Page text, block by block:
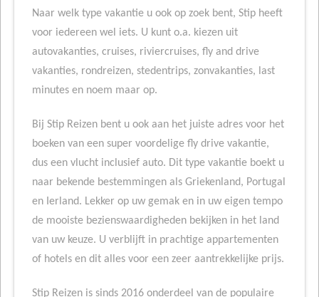
Naar welk type vakantie u ook op zoek bent, Stip heeft
voor iedereen wel iets. U kunt o.a. kiezen uit
autovakanties, cruises, riviercruises, fly and drive
vakanties, rondreizen, stedentrips, zonvakanties, last
minutes en noem maar op.
Bij Stip Reizen bent u ook aan het juiste adres voor het
boeken van een super voordelige fly drive vakantie,
dus een vlucht inclusief auto. Dit type vakantie boekt u
naar bekende bestemmingen als Griekenland, Portugal
en Ierland. Lekker op uw gemak en in uw eigen tempo
de mooiste bezienswaardigheden bekijken in het land
van uw keuze. U verblijft in prachtige appartementen
of hotels en dit alles voor een zeer aantrekkelijke prijs.
Stip Reizen is sinds 2016 onderdeel van de populaire